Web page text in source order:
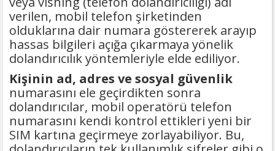
verilen, mobil telefon şirketinden
olduklarına dair numara göstererek arayıp
hassas bilgileri açığa çıkarmaya yönelik
dolandırıcılık yöntemleriyle elde ediliyor.
Kişinin ad, adres ve sosyal güvenlik
numarasını ele geçirdikten sonra
dolandırıcılar, mobil operatörü telefon
numarasını kendi kontrol ettikleri yeni bir
SIM kartına geçirmeye zorlayabiliyor. Bu,